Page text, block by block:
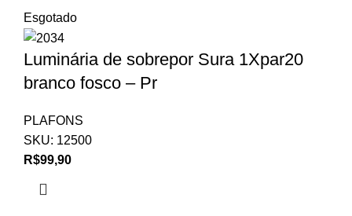
Esgotado
Luminária de sobrepor Sura 1Xpar20
branco fosco – Pr
PLAFONS
SKU: 12500
R$99,90